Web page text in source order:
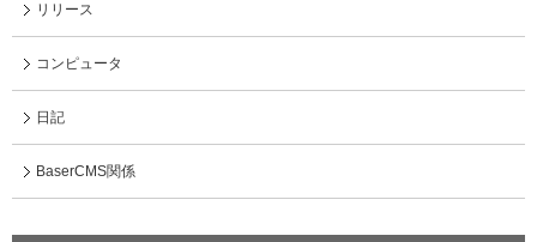
リリース
コンピュータ
日記
BaserCMS関係